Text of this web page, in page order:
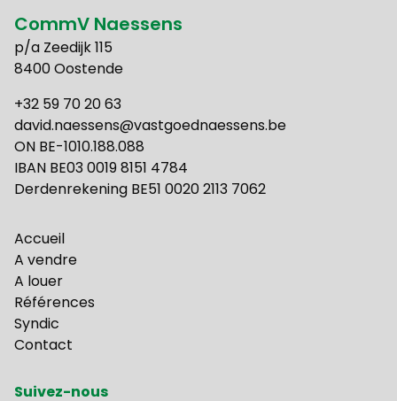
CommV Naessens
p/a Zeedijk 115
8400 Oostende
+32 59 70 20 63
david.naessens@vastgoednaessens.be
ON BE-1010.188.088
IBAN BE03 0019 8151 4784
Derdenrekening BE51 0020 2113 7062
Accueil
A vendre
A louer
Références
Syndic
Contact
Suivez-nous